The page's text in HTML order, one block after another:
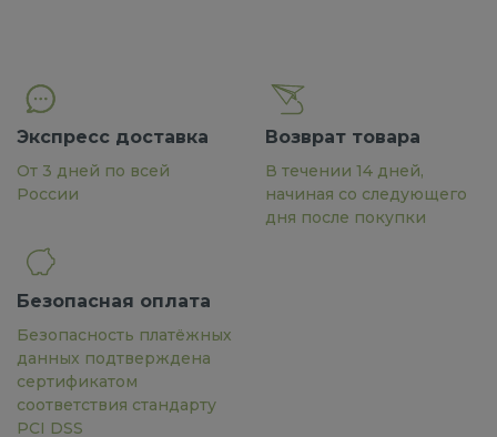
Экспресс доставка
От 3 дней по всей
России
Возврат товара
В течении 14 дней,
начиная со следующего
дня после покупки
Безопасная оплата
Безопасность платёжных
данных подтверждена
сертификатом
соответствия стандарту
PCI DSS